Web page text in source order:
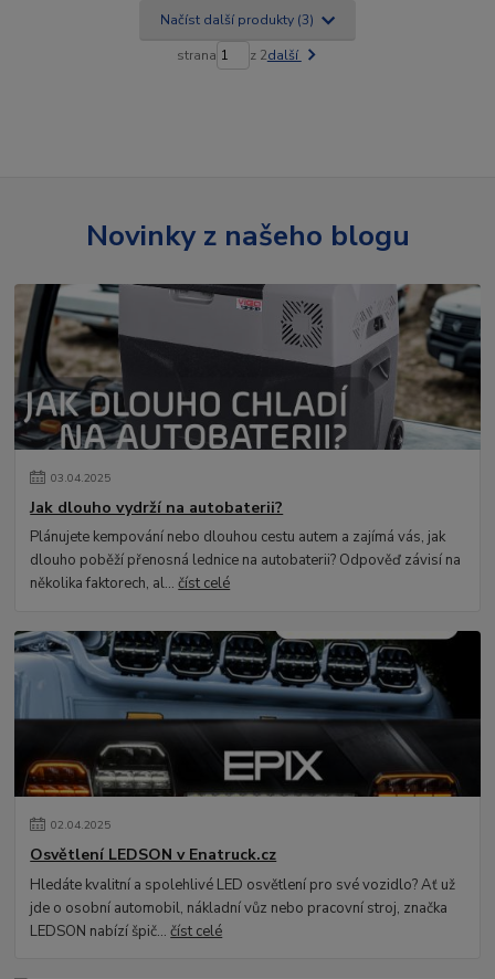
Načíst další produkty (3)
strana z 2další
Novinky z našeho blogu
03.04.2025
Jak dlouho vydrží na autobaterii?
Plánujete kempování nebo dlouhou cestu autem a zajímá vás, jak
dlouho poběží přenosná lednice na autobaterii? Odpověď závisí na
několika faktorech, al...číst celé
02.04.2025
Osvětlení LEDSON v Enatruck.cz
Hledáte kvalitní a spolehlivé LED osvětlení pro své vozidlo? Ať už
jde o osobní automobil, nákladní vůz nebo pracovní stroj, značka
LEDSON nabízí špič...číst celé